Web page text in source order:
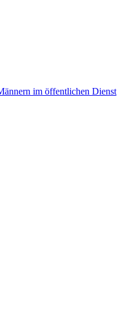
im öffentlichen Dienst